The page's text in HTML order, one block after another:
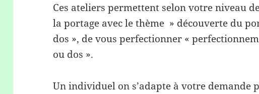
Ces ateliers permettent selon votre niveau
la portage avec le thème » découverte du
dos », de vous perfectionner «
ou dos ».
Un individuel on s’adapte à votre demande